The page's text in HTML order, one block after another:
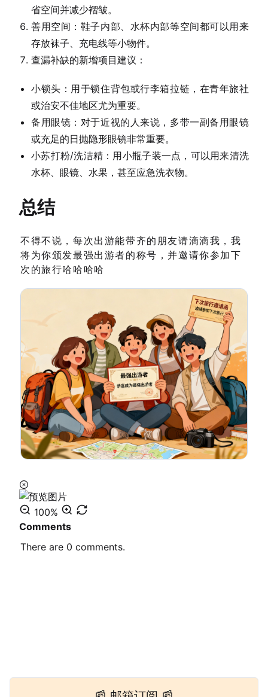
省空间并减少褶皱。
善用空间：鞋子内部、水杯内部等空间都可以用来
存放袜子、充电线等小物件。
查漏补缺的新增项目建议：
小锁头：用于锁住背包或行李箱拉链，在青年旅社
或治安不佳地区尤为重要。
备用眼镜：对于近视的人来说，多带一副备用眼镜
或充足的日抛隐形眼镜非常重要。
小苏打粉/洗洁精：用小瓶子装一点，可以用来清洗
水杯、眼镜、水果，甚至应急洗衣物。
总结
不得不说，每次出游能带齐的朋友请滴滴我，我
将为你颁发最强出游者的称号，并邀请你参加下
次的旅行哈哈哈哈
100%
Comments
There are 0 comments.